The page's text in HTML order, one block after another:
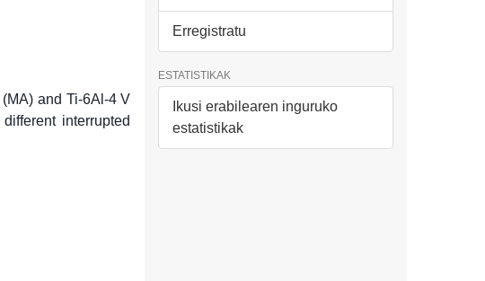
and Ti-6Al-4 V
interrupted
Erregistratu
ESTATISTIKAK
Ikusi erabilearen inguruko
estatistikak